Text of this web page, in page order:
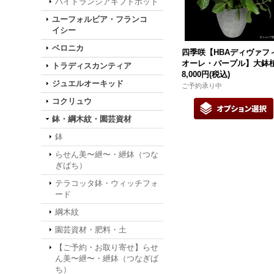
ユーフォルビア・フランコ
イシー
ベロニカ
トラディスカンティア
ジュエルオーキッド
コクリュウ
鉢・綱木紋・園芸資材
鉢
らせん美〜紲〜・紲鉢（つな
ぎばち）
テラコッタ鉢・ウィッチフォ
ード
綱木紋
園芸資材・肥料・土
【ご予約・お取り寄せ】らせ
ん美〜紲〜・紲鉢（つなぎば
ち）
四季咲【HBAディヴァフ
オーレ・パープル】大鉢
8,000円(税込)
ご予約承り中